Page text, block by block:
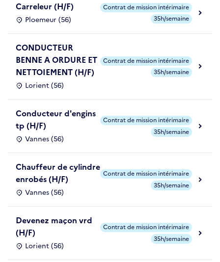
Carreleur (H/F)
Ploemeur (56)
Contrat de mission intérimaire
35h/semaine
CONDUCTEUR
BENNE A ORDURE ET
NETTOIEMENT (H/F)
Lorient (56)
Contrat de mission intérimaire
35h/semaine
Conducteur d'engins
tp (H/F)
Vannes (56)
Contrat de mission intérimaire
35h/semaine
Chauffeur de cylindre
enrobés (H/F)
Vannes (56)
Contrat de mission intérimaire
35h/semaine
Devenez maçon vrd
(H/F)
Lorient (56)
Contrat de mission intérimaire
35h/semaine